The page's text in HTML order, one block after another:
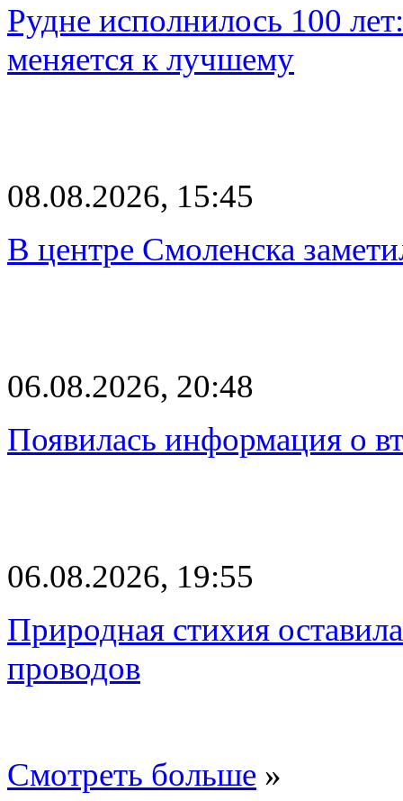
Рудне исполнилось 100
меняется к лучшему
08.08.2026, 15:45
В центре Смоленска
06.08.2026, 20:48
Появилась информация о
06.08.2026, 19:55
Природная стихия
проводов
Смотреть больше »